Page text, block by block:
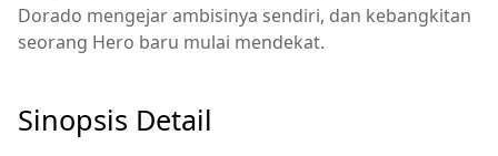
Dorado mengejar ambisinya sendiri, dan kebangkitan
seorang Hero baru mulai mendekat.
Sinopsis Detail